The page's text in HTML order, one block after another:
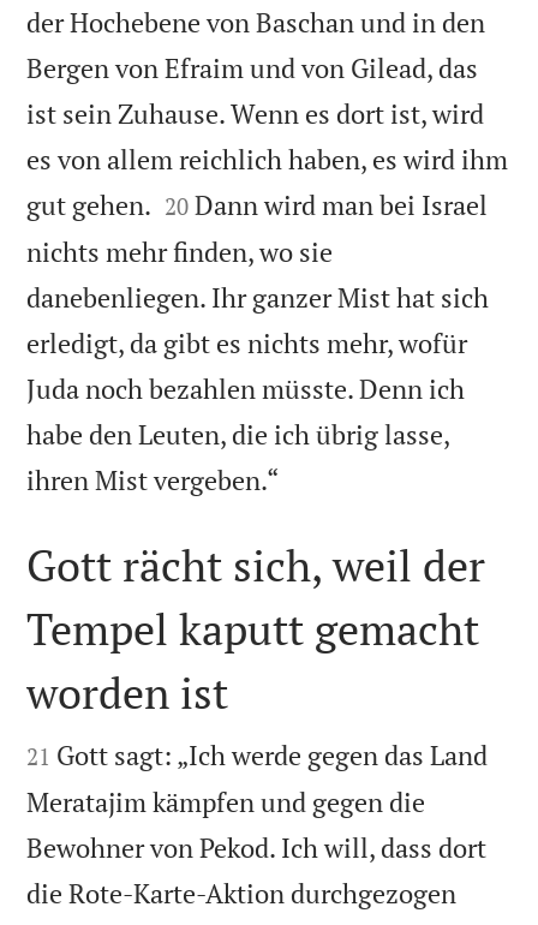
der Hochebene von Baschan und in den
Bergen von Efraim und von Gilead, das
ist sein Zuhause. Wenn es dort ist, wird
es von allem reichlich haben, es wird ihm
gut gehen. 

20 Dann wird man bei Israel
nichts mehr finden, wo sie
danebenliegen. Ihr ganzer Mist hat sich
erledigt, da gibt es nichts mehr, wofür
Juda noch bezahlen müsste. Denn ich
habe den Leuten, die ich übrig lasse,
ihren Mist vergeben.“

Gott rächt sich, weil der
Tempel kaputt gemacht
worden ist

21 Gott sagt: „Ich werde gegen das Land
Meratajim kämpfen und gegen die
Bewohner von Pekod. Ich will, dass dort
die Rote-Karte-Aktion durchgezogen